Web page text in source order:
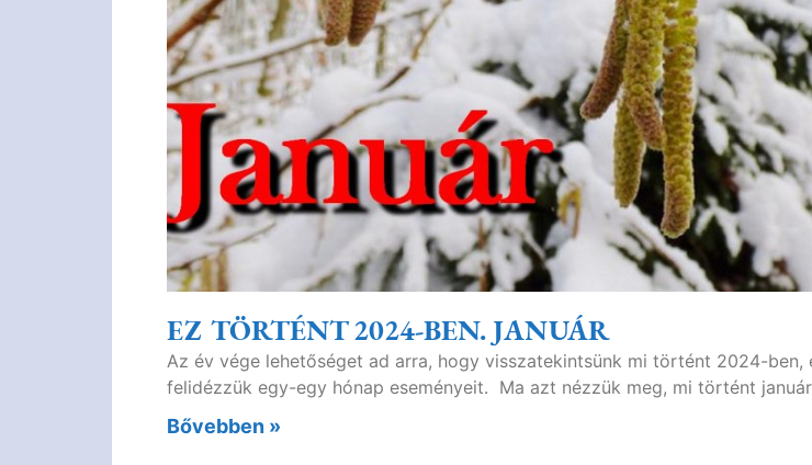
EZ TÖRTÉNT 2024-BEN. JANUÁR
Az év vége lehetőséget ad arra, hogy visszatekintsünk mi történt 2024-ben,
felidézzük egy-egy hónap eseményeit. Ma azt nézzük meg, mi történt
Bővebben »